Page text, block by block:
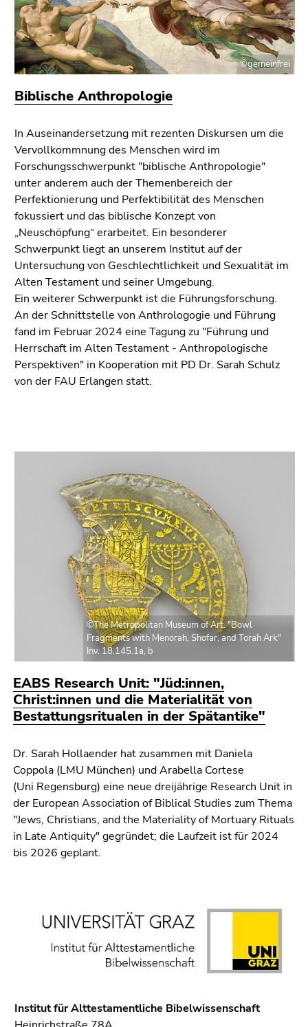
Biblische Anthropologie
In Auseinandersetzung mit rezenten Dis­kursen um die
Vervollkommnung des Menschen wird im
Forschungsschwerpunkt "biblische Anthropologie"
unter anderem auch der Themenbereich der
Perfektionierung und Perfektibilität des Menschen
fokussiert und das biblische Konzept von
„Neuschöpfung“ erarbeitet. Ein besonderer
Schwerpunkt liegt an unserem Institut auf der
Untersuchung von Geschlechtlichkeit und Sexualität im
Alten Testament und seiner Umgebung.
Ein weiterer Schwerpunkt ist die Führungsforschung.
An der Schnittstelle von Anthrologogie und Führung
fand im Februar 2024 eine Tagung zu "Führung und
Herrschaft im Alten Testament - Anthropologische
Perspektiven" in Kooperation mit PD Dr. Sarah Schulz
von der FAU Erlangen statt.
©gemeinfrei
©The Metropolitan Museum of Art. "Bowl
Fragments with Menorah, Shofar, and Torah Ark"
Inv. 18.145.1a, b
EABS Research Unit: "Jüd:innen,
Christ:innen und die Materialität von
Bestattungsritualen in der Spätantike"
Dr. Sarah Hollaender hat zusammen mit Daniela
Coppola (LMU München) und Arabella Cortese
(Uni Regensburg) eine neue dreijährige Research Unit in
der European Association of Biblical Studies zum Thema
"Jews, Christians, and the Materiality of Mortuary Rituals
in Late Antiquity" gegründet; die Laufzeit ist für 2024
bis 2026 geplant.
Institut für Alttestamentliche Bibelwissenschaft